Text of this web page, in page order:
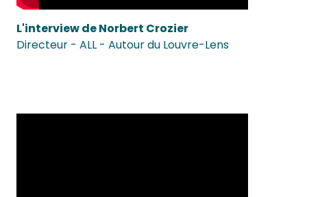
L'interview de Norbert Crozier
Directeur - ALL - Autour du Louvre-Lens